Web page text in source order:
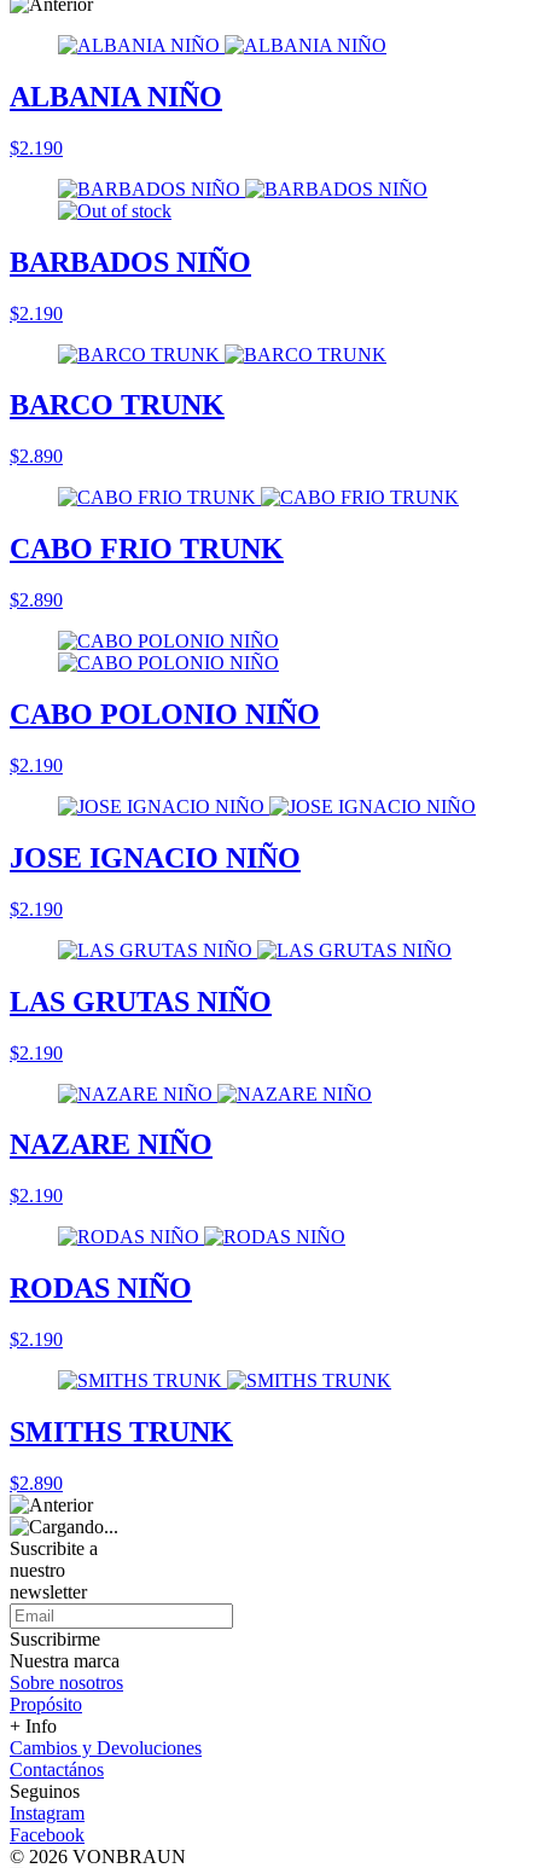
ALBANIA NIÑO
$2.190
BARBADOS NIÑO
$2.190
BARCO TRUNK
$2.890
CABO FRIO TRUNK
$2.890
CABO POLONIO NIÑO
$2.190
JOSE IGNACIO NIÑO
$2.190
LAS GRUTAS NIÑO
$2.190
NAZARE NIÑO
$2.190
RODAS NIÑO
$2.190
SMITHS TRUNK
$2.890
Suscribite a
nuestro
newsletter
Suscribirme
Nuestra marca
Sobre nosotros
Propósito
+ Info
Cambios y Devoluciones
Contactános
Seguinos
Instagram
Facebook
© 2026 VONBRAUN